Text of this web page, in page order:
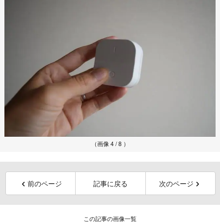
（画像 4 / 8 ）
前のページ 記事に戻る 次のページ
この記事の画像一覧